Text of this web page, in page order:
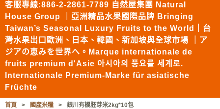
客服專線:886-2-2861-7789 自然屋集團 Natural
House Group ｜亞洲精品水果國際品牌 Bringing
Taiwan’s Seasonal Luxury Fruits to the World｜台
灣水果出口歐洲、日本、韓國、新加坡與全球市場 ｜ア
ジアの恵みを世界へ。Marque internationale de
fruits premium d'Asie 아시아의 풍요를 세계로.
Internationale Premium-Marke für asiatische
Früchte
首頁 > 國產米糧 > 銀川有機胚芽米2kg*10包